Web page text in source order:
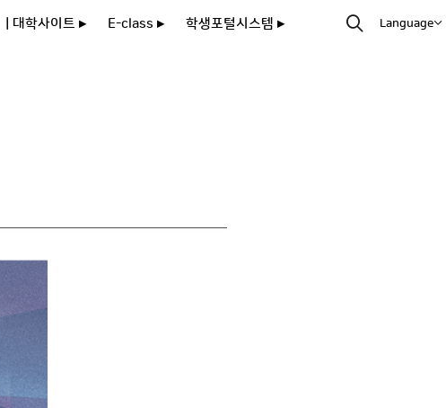
| 대학사이트 ▸ E-class ▸ 학생포털시스템 ▸ Language